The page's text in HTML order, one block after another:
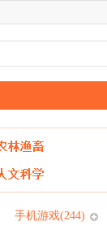
手机游戏(244)